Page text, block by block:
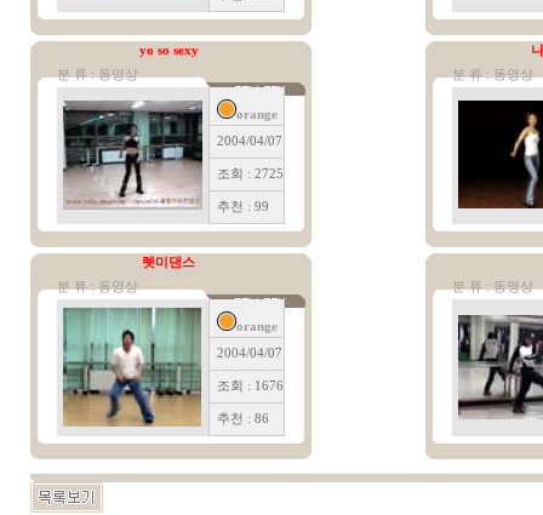
yo so sexy
분 류 : 동영상
orange
2004/04/07
조회 : 2725
추천 : 99
분 류 : 동영상
렛미댄스
분 류 : 동영상
orange
2004/04/07
조회 : 1676
추천 : 86
분 류 : 동영상